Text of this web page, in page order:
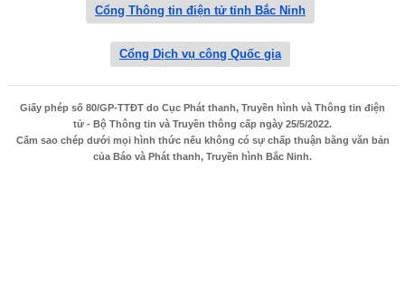
Cổng Thông tin điện tử tỉnh Bắc Ninh
Cổng Dịch vụ công Quốc gia
Giấy phép số 80/GP-TTĐT do Cục Phát thanh, Truyền hình và Thông tin điện
tử - Bộ Thông tin và Truyền thông cấp ngày 25/5/2022.
Cấm sao chép dưới mọi hình thức nếu không có sự chấp thuận bằng văn bản
của Báo và Phát thanh, Truyền hình Bắc Ninh.